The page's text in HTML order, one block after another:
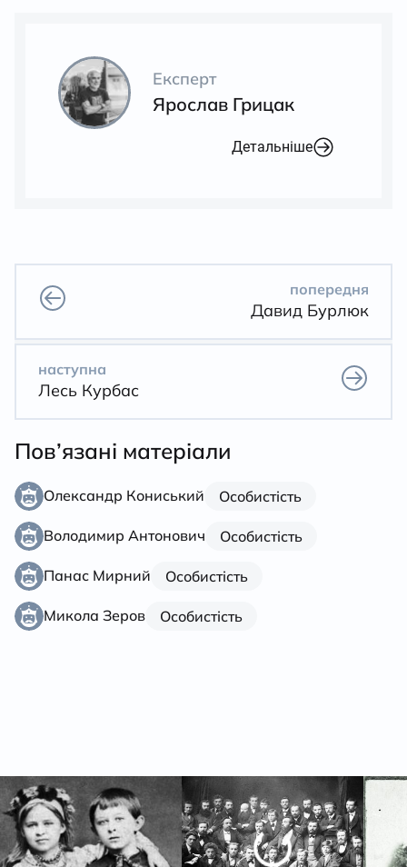
Експерт
Ярослав Грицак
Детальніше
попередня
Давид Бурлюк
наступна
Лесь Курбас
Пов’язані матеріали
Олександр Кониський Особистість
Володимир Антонович Особистість
Панас Мирний Особистість
Микола Зеров Особистість